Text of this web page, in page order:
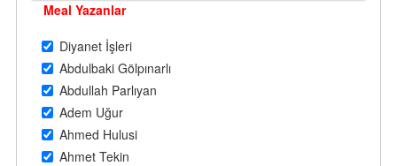
Meal Yazanlar
Diyanet İşleri
Abdulbaki Gölpınarlı
Abdullah Parlıyan
Adem Uğur
Ahmed Hulusi
Ahmet Tekin